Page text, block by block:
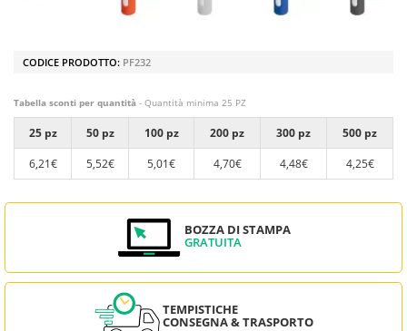
CODICE PRODOTTO: PF232
Tabella sconti per quantità - Quantità minima 25 PZ
25 pz 50 pz 100 pz 200 pz 300 pz
500 pz
6,21€
5,52€ 5,01€ 4,70€ 4,48€ 4,25€
BOZZA DI STAMPA
GRATUITA
TEMPISTICHE
CONSEGNA & TRASPORTO